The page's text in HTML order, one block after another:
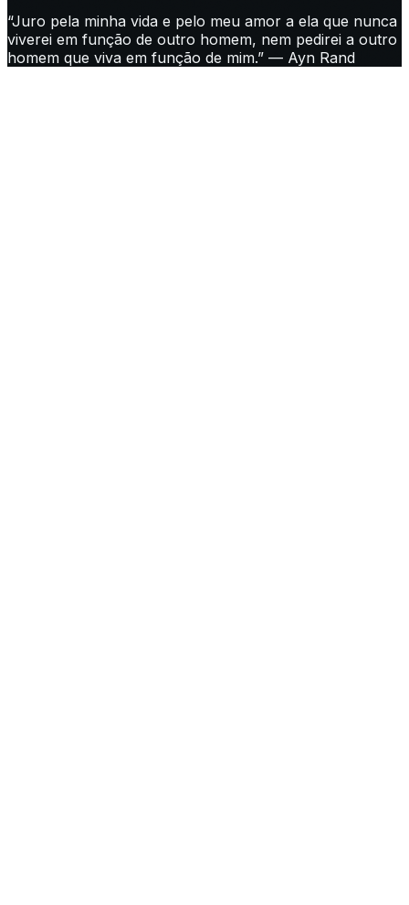
“Juro pela minha vida e pelo meu amor a ela que nunca
viverei em função de outro homem, nem pedirei a outro
homem que viva em função de mim.” — Ayn Rand